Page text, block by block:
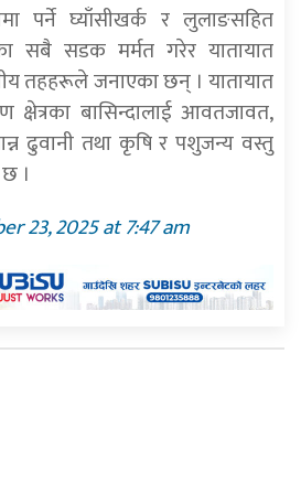
पर्ने घ्याँसीखर्क र लुलाङसहित
सबै सडक मर्मत गरेर यातायात
तहहरूले जनाएका छन् । यातायात
क्षेत्रका बासिन्दालाई आवतजावत,
ढुवानी तथा कृषि र पशुजन्य वस्तु
।
23, 2025 at 7:47 am